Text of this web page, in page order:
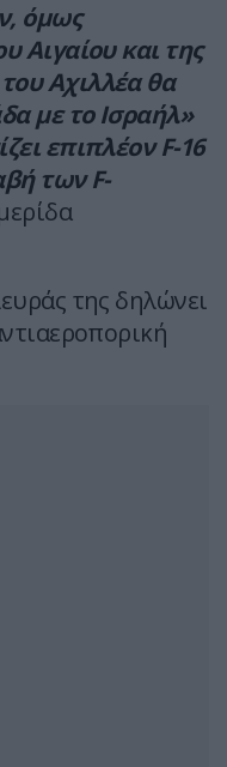
όμως
Αιγαίου και της
Αχιλλέα θα
με το Ισραήλ»
επιπλέον F-16
των F-
της δηλώνει